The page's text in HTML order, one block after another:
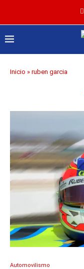
Inicio » ruben garcia
Automovilismo